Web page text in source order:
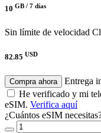
10 GB / 7 días
Sin límite de velocidad
82.85 USD
Compra ahora
Entrega
He verificado y mi
eSIM. Verifica aquí
¿Cuántos eSIM